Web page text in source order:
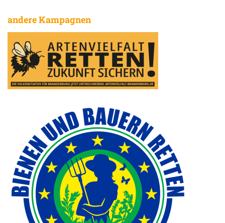
andere Kampagnen